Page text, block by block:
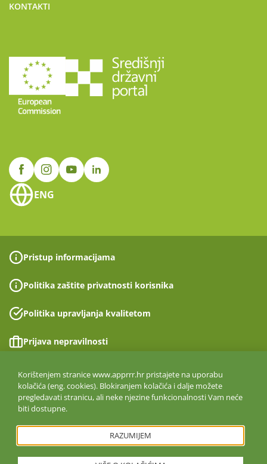
KONTAKTI
ENG
Pristup informacijama
Politika zaštite privatnosti korisnika
Politika upravljanja kvalitetom
Prijava nepravilnosti
Izjava o pristupačnosti
Politika informacijske sigurnosti
ISO 27001:2022
Korištenjem stranice www.apprrr.hr pristajete na uporabu
kolačića (eng. cookies). Blokiranjem kolačića i dalje možete
pregledavati stranicu, ali neke njezine funkcionalnosti Vam neće
biti dostupne.
RAZUMIJEM